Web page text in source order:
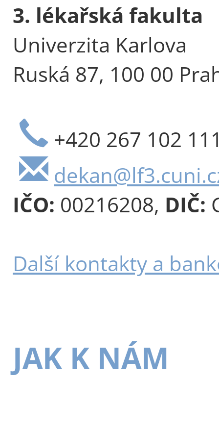
3. lékařská fakulta
Univerzita Karlova
Ruská 87, 100 00
+420 267 102
IČO: 00216208, DIČ:
Další kontakty a
JAK K NÁM